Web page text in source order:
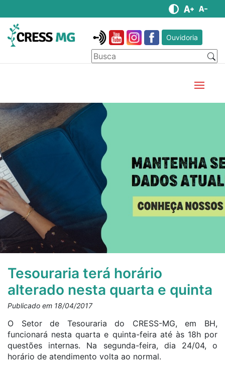
Ouvidoria
Tesouraria terá horário
alterado nesta quarta e quinta
Publicado em 18/04/2017
O Setor de Tesouraria do CRESS-MG, em BH,
funcionará nesta quarta e quinta-feira até às 18h por
questões internas. Na segunda-feira, dia 24/04, o
horário de atendimento volta ao normal.